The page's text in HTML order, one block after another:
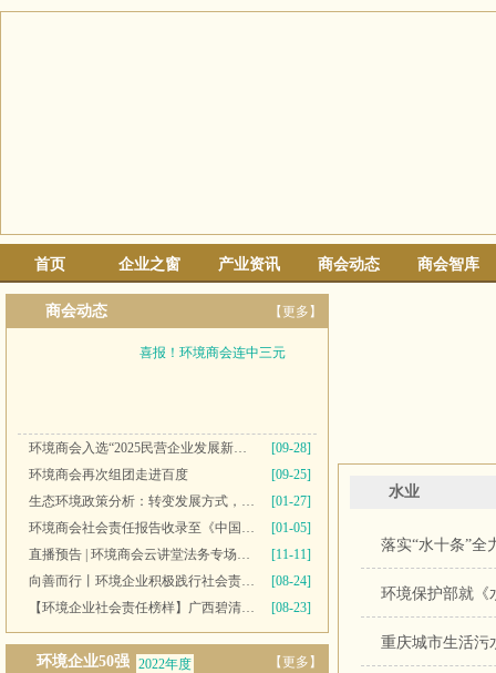
首页 企业之窗 产业资讯 商会动态 商会智库
商会动态 【更多】
喜报！环境商会连中三元
环境商会入选“2025民营企业发展新质生产力系列典型案例”
[09-28]
环境商会再次组团走进百度
[09-25]
生态环境政策分析：转变发展方式，推进“双碳”目标
[01-27]
环境商会社会责任报告收录至《中国民营企业社会责任报告》
[01-05]
直播预告 | 环境商会云讲堂法务专场第十一期
[11-11]
向善而行丨环境企业积极践行社会责任 彰显优秀榜样力量
[08-24]
【环境企业社会责任榜样】广西碧清源环保投资有限公司
[08-23]
环境企业50强 2022年度
【更多】
水业
落实“水十条”全
环境保护部就《
重庆城市生活污